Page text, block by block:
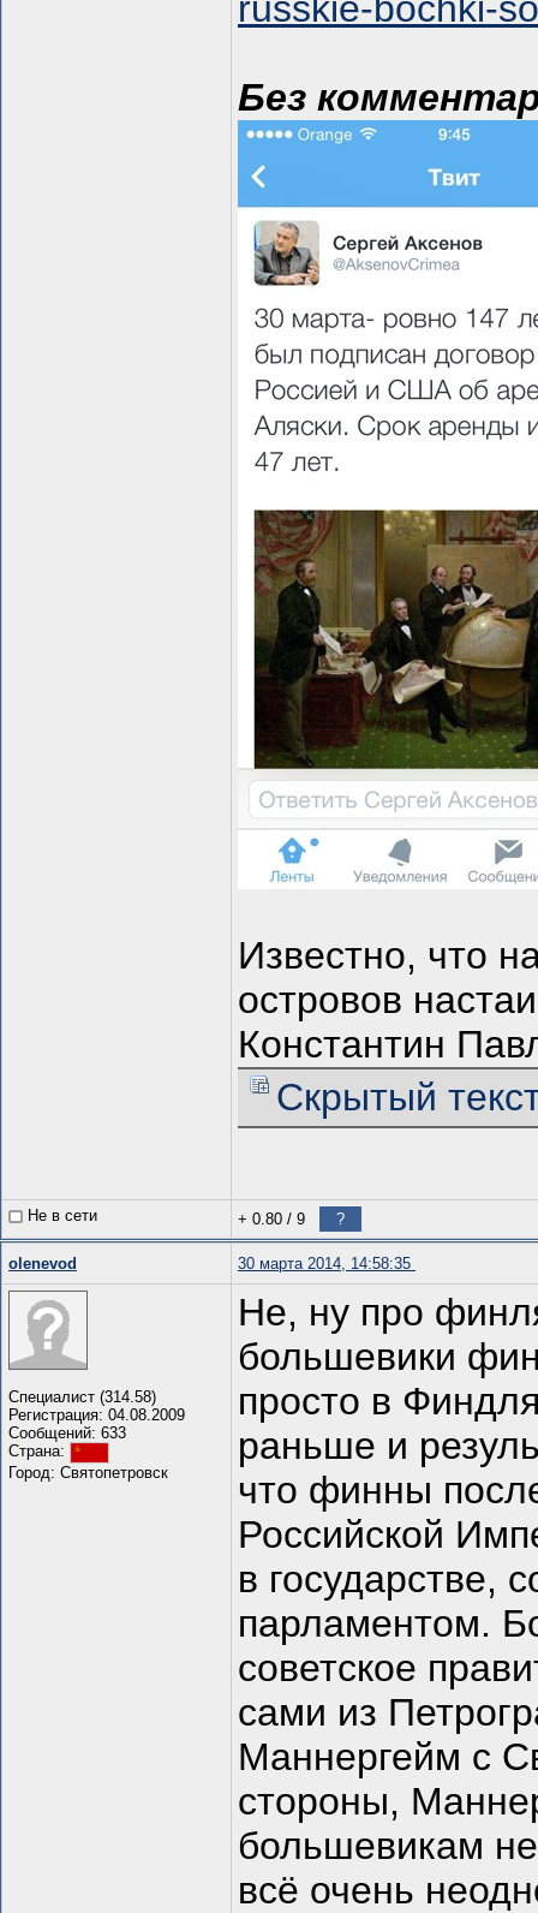
Без
Известно, что
островов
Константин
Скрытый
Не в сети + 0.80 / 9 ?
olenevod 30 марта 2014, 14:58:35
Специалист (314.58)
Регистрация: 04.08.2009
Сообщений: 633
Страна:
Город: Святопетровск
Не, ну про
большевики
просто в
раньше и
что финны
Российской
в государстве,
парламентом.
советское
сами из
Маннергейм с
стороны,
большевикам
всё очень